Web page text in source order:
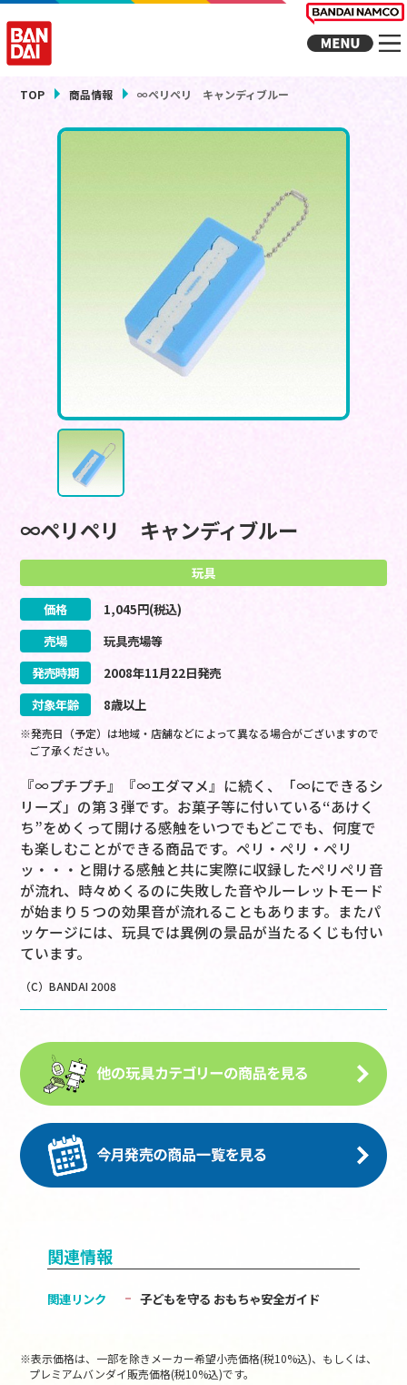
TOP 商品情報 ∞ペリペリ キャンディブルー
∞ペリペリ キャンディブルー
玩具
価格 1,045円(税込)
売場
玩具売場等
発売時期
2008年11月22日発売
対象年齢
8歳以上
※発売日（予定）は地域・店舗などによって異なる場合がございますので
ご了承ください。
『∞プチプチ』『∞エダマメ』に続く、「∞にできるシ
リーズ」の第３弾です。お菓子等に付いている“あけく
ち”をめくって開ける感触をいつでもどこでも、何度で
も楽しむことができる商品です。ペリ・ペリ・ペリ
ッ・・・と開ける感触と共に実際に収録したペリペリ音
が流れ、時々めくるのに失敗した音やルーレットモード
が始まり５つの効果音が流れることもあります。またパ
ッケージには、玩具では異例の景品が当たるくじも付い
ています。
（C）BANDAI 2008
関連情報
関連リンク 子どもを守る おもちゃ安全ガイド
※表示価格は、一部を除きメーカー希望小売価格(税10%込)、もしくは、
プレミアムバンダイ販売価格(税10%込)です。